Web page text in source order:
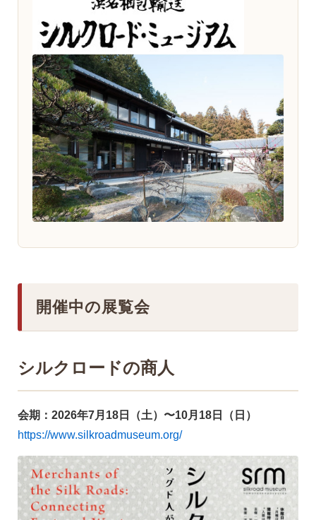
開催中の展覧会
シルクロードの商人
会期：2026年7月18日（土）〜10月18日（日）
https://www.silkroadmuseum.org/